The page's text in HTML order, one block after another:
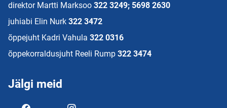
direktor Martti Marksoo 322 3249; 5698 2630
juhiabi Elin Nurk 322 3472
õppejuht Kadri Vahula 322 0316
õppekorraldusjuht Reeli Rump 322 3474
Jälgi meid